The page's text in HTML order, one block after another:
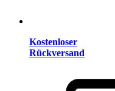
Kostenloser
Rückversand